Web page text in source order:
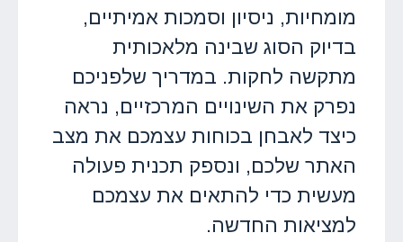
מומחיות, ניסיון וסמכות אמיתיים,
בדיוק הסוג שבינה מלאכותית
מתקשה לחקות. במדריך שלפניכם
נפרק את השינויים המרכזיים, נראה
כיצד לאבחן בכוחות עצמכם את מצב
האתר שלכם, ונספק תכנית פעולה
מעשית כדי להתאים את עצמכם
למציאות החדשה.